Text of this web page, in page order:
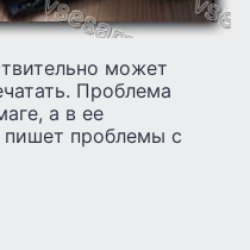
может
Проблема
а в ее
пишет проблемы с